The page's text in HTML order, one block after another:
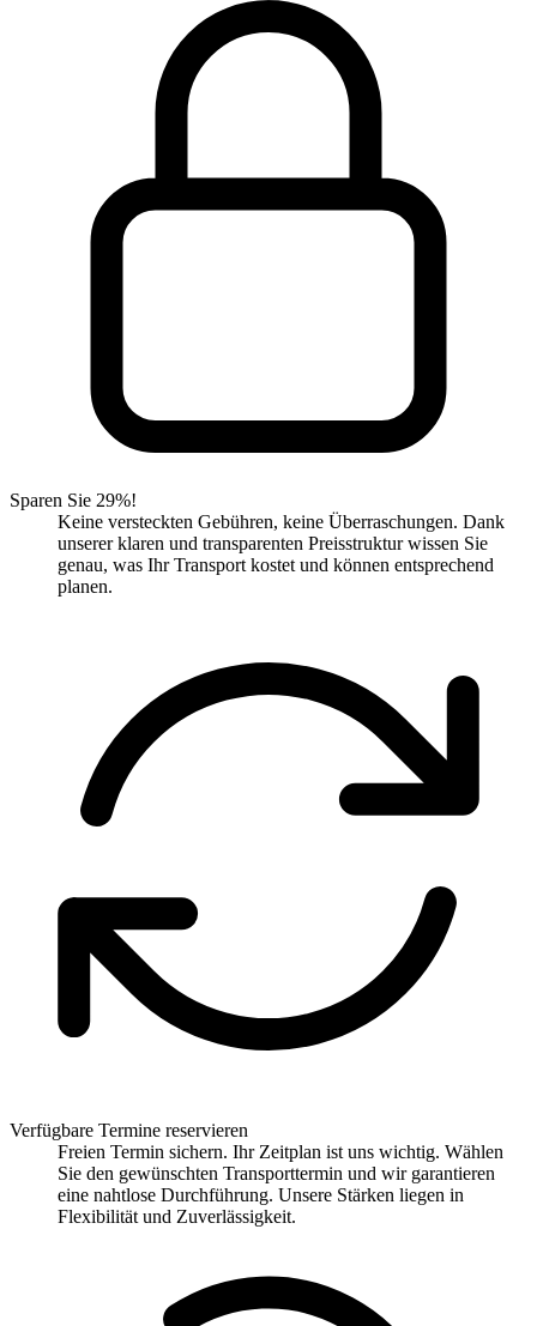
Sparen Sie 29%!
Keine versteckten Gebühren, keine Überraschungen. Dank
unserer klaren und transparenten Preisstruktur wissen Sie
genau, was Ihr Transport kostet und können entsprechend
planen.
Verfügbare Termine reservieren
Freien Termin sichern. Ihr Zeitplan ist uns wichtig. Wählen
Sie den gewünschten Transporttermin und wir garantieren
eine nahtlose Durchführung. Unsere Stärken liegen in
Flexibilität und Zuverlässigkeit.